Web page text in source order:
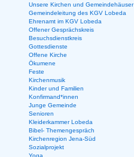
Unsere Kirchen und Gemeindehäuser
Gemeindeleitung des KGV Lobeda
Ehrenamt im KGV Lobeda
Offener Gesprächskreis
Besuchsdienstkreis
Gottesdienste
Offene Kirche
Ökumene
Feste
Kirchenmusik
Kinder und Familien
Konfirmand*innen
Junge Gemeinde
Senioren
Kleiderkammer Lobeda
Bibel- Themengespräch
Kirchenregion Jena-Süd
Sozialprojekt
Yoga